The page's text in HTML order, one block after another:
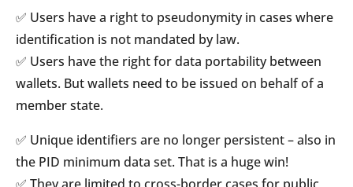
✅ Users have a right to pseudonymity in cases where
identification is not mandated by law.
✅ Users have the right for data portability between
wallets. But wallets need to be issued on behalf of a
member state.
✅ Unique identifiers are no longer persistent – also in
the PID minimum data set. That is a huge win!